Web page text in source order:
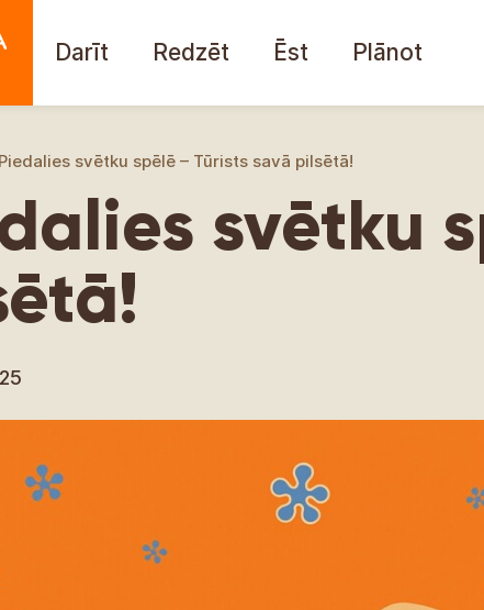
Darīt Redzēt Ēst Plānot
Piedalies svētku spēlē – Tūrists savā pilsētā!
svētku